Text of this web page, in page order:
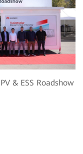
& ESS Roadshow